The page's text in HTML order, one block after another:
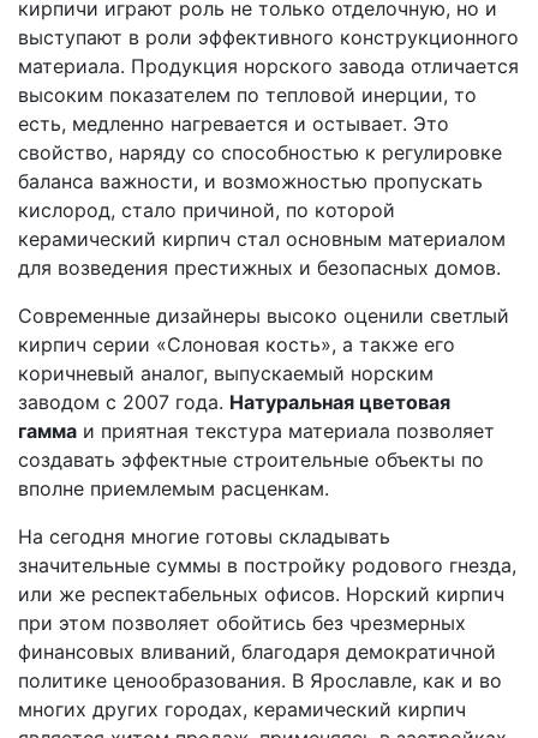
кирпичи играют роль не только отделочную, но и
выступают в роли эффективного конструкционного
материала. Продукция норского завода отличается
высоким показателем по тепловой инерции, то
есть, медленно нагревается и остывает. Это
свойство, наряду со способностью к регулировке
баланса важности, и возможностью пропускать
кислород, стало причиной, по которой
керамический кирпич стал основным материалом
для возведения престижных и безопасных домов.
Современные дизайнеры высоко оценили светлый
кирпич серии «Слоновая кость», а также его
коричневый аналог, выпускаемый норским
заводом с 2007 года. Натуральная цветовая
гамма и приятная текстура материала позволяет
создавать эффектные строительные объекты по
вполне приемлемым расценкам.
На сегодня многие готовы складывать
значительные суммы в постройку родового гнезда,
или же респектабельных офисов. Норский кирпич
при этом позволяет обойтись без чрезмерных
финансовых вливаний, благодаря демократичной
политике ценообразования. В Ярославле, как и во
многих других городах, керамический кирпич